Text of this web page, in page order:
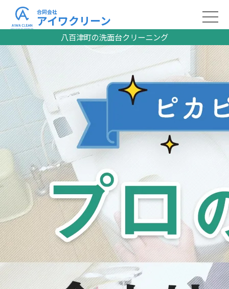
八百津町の洗面台クリーニング
合同会社
アイワクリーン